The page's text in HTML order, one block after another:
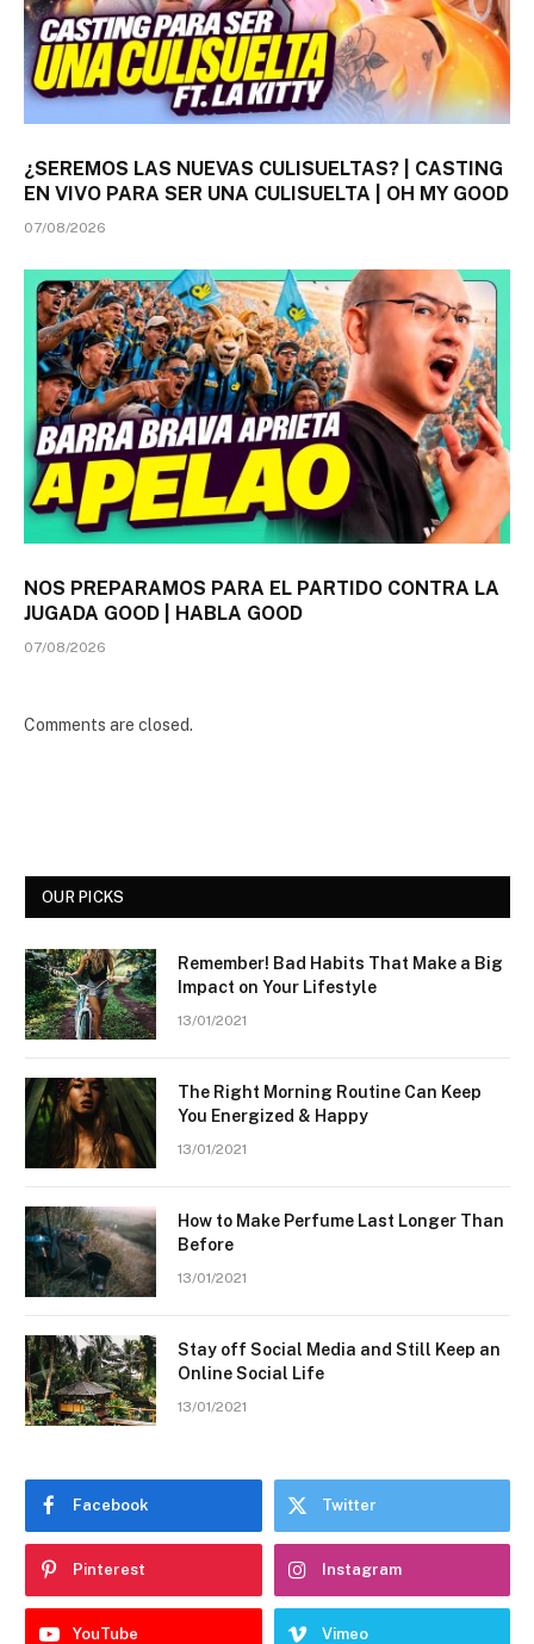
¿SEREMOS LAS NUEVAS CULISUELTAS? | CASTING
EN VIVO PARA SER UNA CULISUELTA | OH MY GOOD
07/08/2026
NOS PREPARAMOS PARA EL PARTIDO CONTRA LA
JUGADA GOOD | HABLA GOOD
07/08/2026
Comments are closed.
OUR PICKS
Remember! Bad Habits That Make a Big
Impact on Your Lifestyle
13/01/2021
The Right Morning Routine Can Keep
You Energized & Happy
13/01/2021
How to Make Perfume Last Longer Than
Before
13/01/2021
Stay off Social Media and Still Keep an
Online Social Life
13/01/2021
Facebook Twitter
Pinterest Instagram
YouTube Vimeo